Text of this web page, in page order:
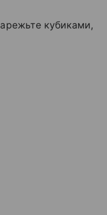
кубиками,